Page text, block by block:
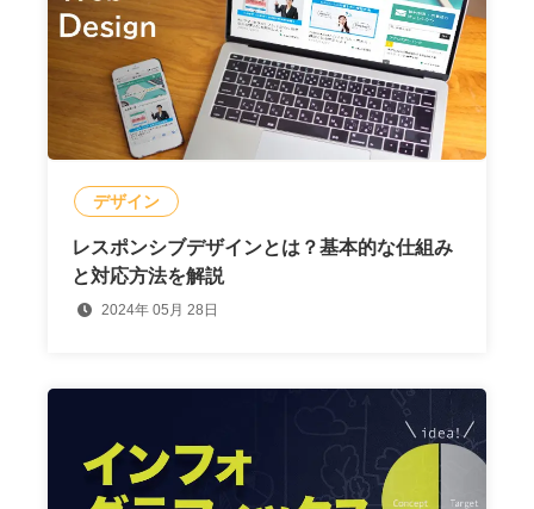
デザイン
レスポンシブデザインとは？基本的な仕組み
と対応方法を解説
2024年 05月 28日